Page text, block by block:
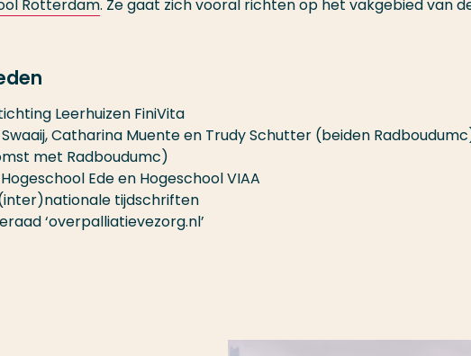
Rotterdam. Ze gaat zich vooral richten op het vakgebied van
Leerhuizen FiniVita
Catharina Muente en Trudy Schutter (beiden
met Radboudumc)
Ede en Hogeschool VIAA
tijdschriften
‘overpalliatievezorg.nl’